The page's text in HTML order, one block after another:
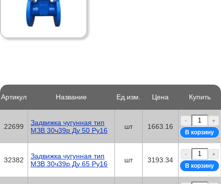
Артикул Название Ед.изм. Цена Купить
22699
Задвижка чугунная тип
МЗВ 30ч39р Ду 50 Ру16
шт 1663.16
- +
32382
Задвижка чугунная тип
МЗВ 30ч39р Ду 65 Ру16
шт 3193.34
- +